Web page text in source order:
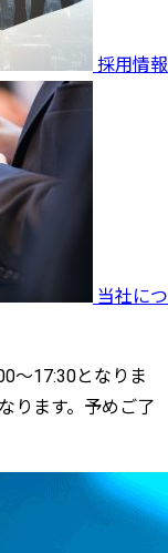
採用情報
当社につ
～17:30となりま
ります。予めご了